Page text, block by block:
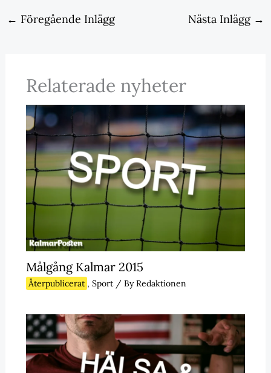
← Föregående Inlägg Nästa Inlägg →
Relaterade nyheter
Målgång Kalmar 2015
Återpublicerat , Sport/ ByRedaktionen